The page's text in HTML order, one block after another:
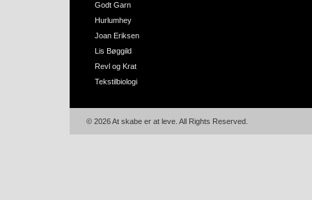
Godt Garn
Hurlumhey
Joan Eriksen
Lis Bøggild
Revl og Krat
Tekstilbiologi
© 2026 At skabe er at leve. All Rights Reserved.